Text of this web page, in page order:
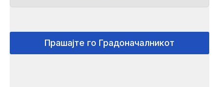
Прашајте го Градоначалникот